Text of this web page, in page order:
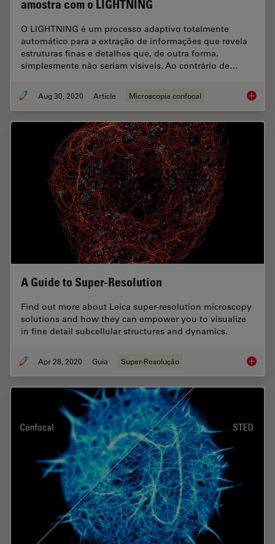
amostra com o LIGHTNING
O LIGHTNING é um processo adaptivo totalmente
automático para a extração de informações que revela
estruturas finas e detalhes que, de outra forma,
simplesmente não seriam visíveis. Ao contrário de…
Aug 30, 2020 Article Microscopia confocal
A Guide to Super-Resolution
Find out more about Leica super-resolution microscopy
solutions and how they can empower you to visualize
in fine detail subcellular structures and dynamics.
Apr 28, 2020 Guia Super-Resolução A